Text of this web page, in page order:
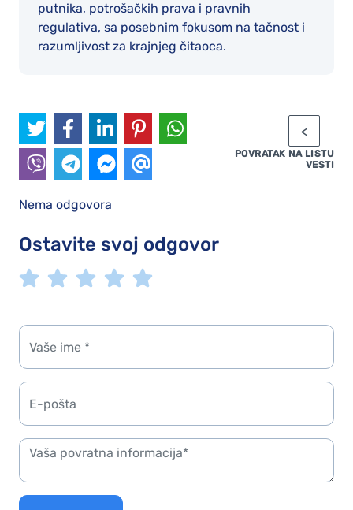
putnika, potrošačkih prava i pravnih
regulativa, sa posebnim fokusom na tačnost i
razumljivost za krajnjeg čitaoca.
POVRATAK NA LISTU
VESTI
Nema odgovora
Ostavite svoj odgovor